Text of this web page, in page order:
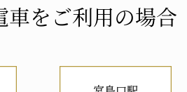
車をご利用の場合